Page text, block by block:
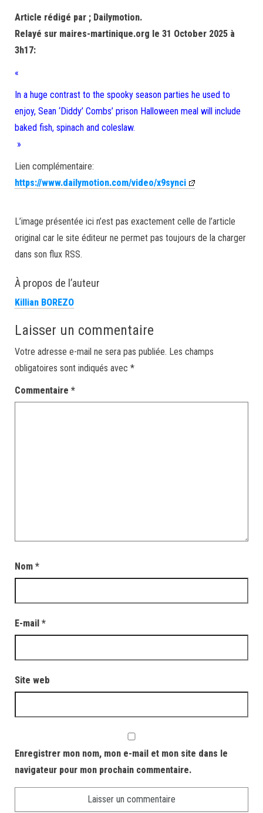
Article rédigé par ; Dailymotion.
Relayé sur maires-martinique.org le 31 October 2025 à
3h17:
«
In a huge contrast to the spooky season parties he used to
enjoy, Sean ‘Diddy’ Combs’ prison Halloween meal will include
baked fish, spinach and coleslaw.
»
Lien complémentaire:
https://www.dailymotion.com/video/x9synci
L’image présentée ici n’est pas exactement celle de l’article
original car le site éditeur ne permet pas toujours de la charger
dans son flux RSS.
À propos de l’auteur
Killian BOREZO
Laisser un commentaire
Votre adresse e-mail ne sera pas publiée. Les champs
obligatoires sont indiqués avec *
Commentaire *
Nom *
E-mail *
Site web
Enregistrer mon nom, mon e-mail et mon site dans le
navigateur pour mon prochain commentaire.